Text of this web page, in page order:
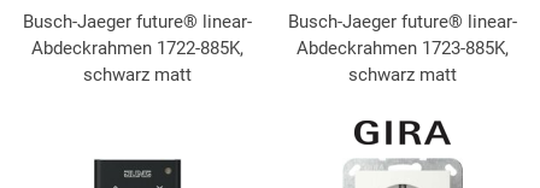
Busch-Jaeger future® linear-
Abdeckrahmen 1722-885K,
schwarz matt
Busch-Jaeger future® linear-
Abdeckrahmen 1723-885K,
schwarz matt